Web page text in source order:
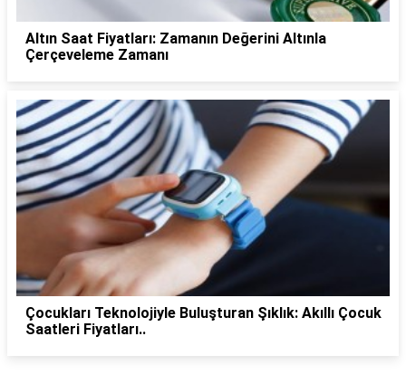
Altın Saat Fiyatları: Zamanın Değerini Altınla
Çerçeveleme Zamanı
Çocukları Teknolojiyle Buluşturan Şıklık: Akıllı Çocuk
Saatleri Fiyatları..